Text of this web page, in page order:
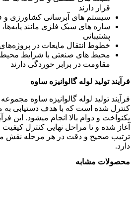
قرار دارند
سیستم‌ های آبرسانی کشاورزی و
سازه‌ های سبک فلزی مانند
پشتیبانی
خطوط انتقال مایعات در
محیط‌ های صنعتی با شرایط
مقاومت در برابر خوردگی دارند
فرآیند تولید لوله گالوانیزه ساوه
فرآیند تولید لوله گالوانیزه ساوه
کنترل شده است که با هدف دستیابی به
یکنواخت و دوام بالا انجام میشود. این
آغاز شده و تا مراحل نهایی کنترل کیفیت
ترتیب صحیح و دقت در هر مرحله نقش
دارد.
محصولات مشابه